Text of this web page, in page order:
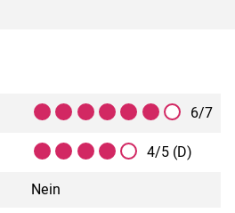
6/7
4/5 (D)
Nein